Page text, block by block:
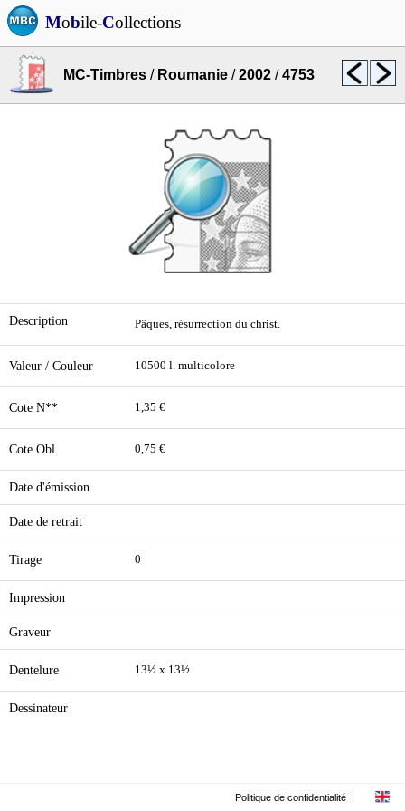
Mobile-Collections
MC-Timbres / Roumanie /2002 /4753
Description Pâques, résurrection du christ.
Valeur / Couleur 10500 l. multicolore
Cote N** 1,35 €
Cote Obl. 0,75 €
Date d'émission
Date de retrait
Tirage 0
Impression
Graveur
Dentelure 13½ x 13½
Dessinateur
Politique de confidentialité |